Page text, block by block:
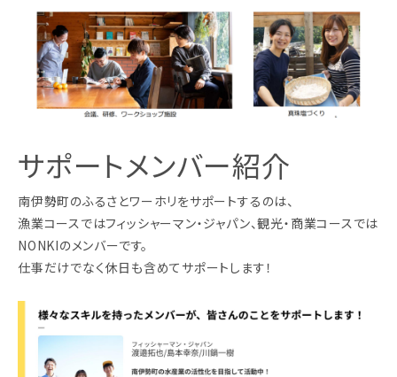
サポートメンバー紹介
南伊勢町のふるさとワーホリをサポートするのは、
漁業コースではフィッシャーマン・ジャパン、観光・商業コースでは
NONKIのメンバーです。
仕事だけでなく休日も含めてサポートします！